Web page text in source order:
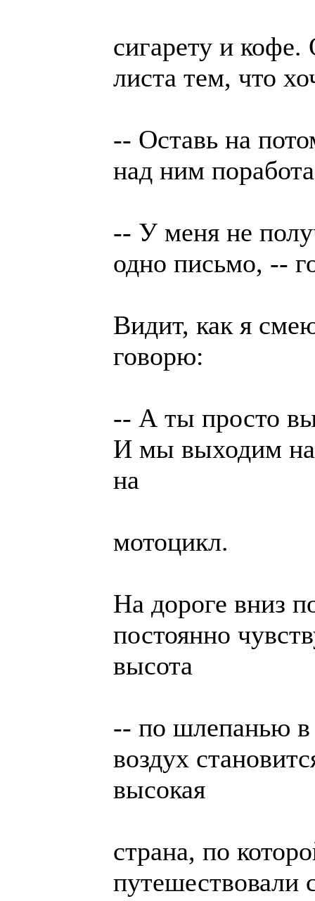
сигарету и кофе.
листа тем, что
-- Оставь на
над ним
-- У меня не
одно письмо, --
Видит, как я
говорю:
-- А ты просто
И мы выходим
на
мотоцикл.
На дороге вниз
постоянно
высота
-- по шлепанью в
воздух
высокая
страна, по